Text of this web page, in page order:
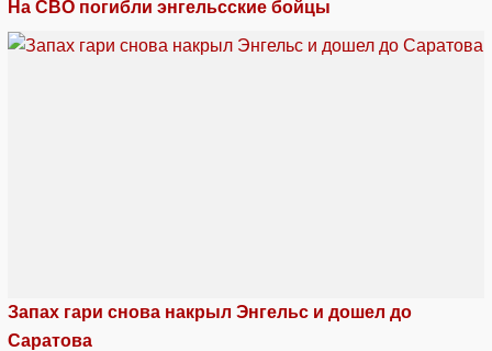
На СВО погибли энгельсские бойцы
Запах гари снова накрыл Энгельс и дошел до
Саратова